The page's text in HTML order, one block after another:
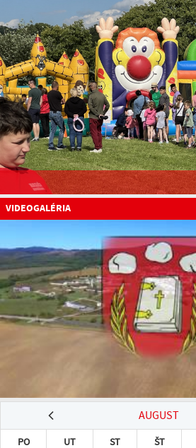
VIDEOGALÉRIA
AUGUST
PO UT ST ŠT